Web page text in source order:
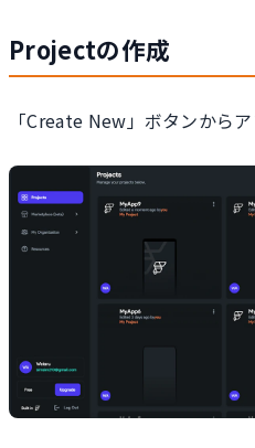
Projectの作成
「Create New」ボタンからア